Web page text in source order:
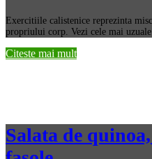
Exercitiile calistenice reprezinta
propriului corp. Vezi cele mai
Citeste mai mult
Salata de